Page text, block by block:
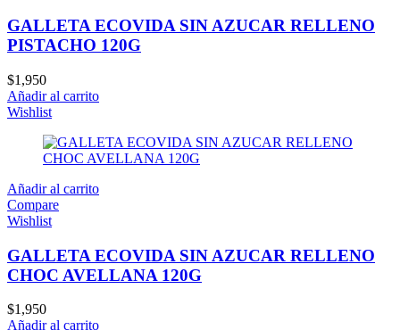
GALLETA ECOVIDA SIN AZUCAR RELLENO
PISTACHO 120G
$1,950
Añadir al carrito
Wishlist
Añadir al carrito
Compare
Wishlist
GALLETA ECOVIDA SIN AZUCAR RELLENO
CHOC AVELLANA 120G
$1,950
Añadir al carrito